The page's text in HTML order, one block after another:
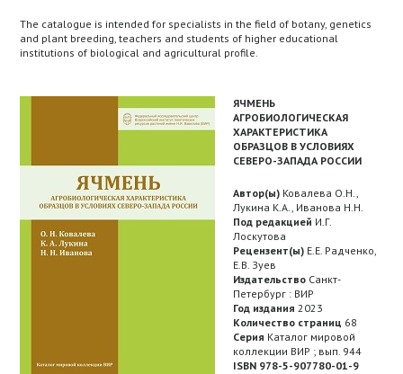
The catalogue is intended for specialists in the field of botany, genetics
and plant breeding, teachers and students of higher educational
institutions of biological and agricultural profile.
ЯЧМЕНЬ
АГРОБИОЛОГИЧЕСКАЯ
ХАРАКТЕРИСТИКА
ОБРАЗЦОВ В УСЛОВИЯХ
СЕВЕРО-ЗАПАДА РОССИИ
Автор(ы) Ковалева О.Н.,
Лукина К.А., Иванова Н.Н.
Под редакцией И.Г.
Лоскутова
Рецензент(ы) Е.Е. Радченко,
Е.В. Зуев
Издательство Санкт-
Петербург : ВИР
Год издания 2023
Количество страниц 68
Серия Каталог мировой
коллекции ВИР ; вып. 944
ISBN 978-5-907780-01-9